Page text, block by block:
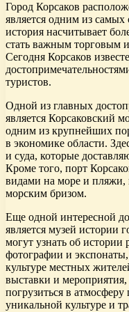
Город Корсаков
является одним из самых
история насчитывает
стать важным торговым
Сегодня Корсаков
туристов.
Одной из главных
является Корсаковский
одним из крупнейших
в экономике области.
и суда, которые
Кроме того, порт
видами на море и пляжи,
морским бризом.
Еще одной интересной
является музей истории
могут узнать об истории
фотографии и
культуре местных
выставки и
погрузиться в
уникальной культуре и